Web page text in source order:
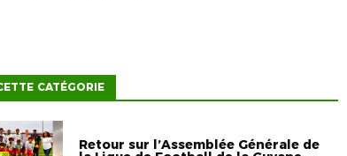
CATÉGORIE
Retour sur l’Assemblée Générale de